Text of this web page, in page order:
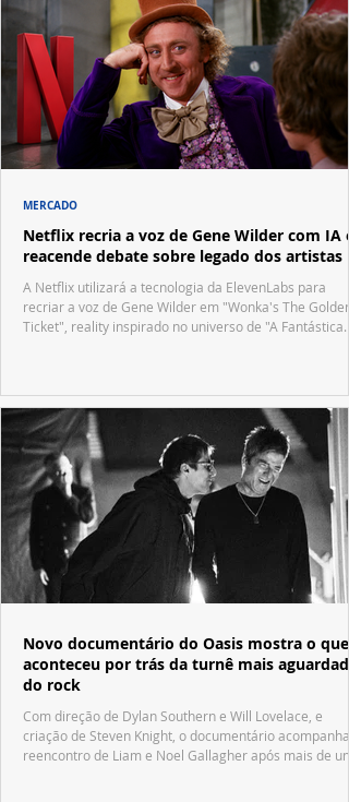
Netflix recria a voz de Gene Wilder com IA e
reacende debate sobre legado dos artistas
A Netflix utilizará a tecnologia da ElevenLabs para
recriar a voz de Gene Wilder em "Wonka's The Golden
Ticket", reality inspirado no universo de "A Fantástica
MERCADO
Novo documentário do Oasis mostra o que
aconteceu por trás da turnê mais aguardada
do rock
Com direção de Dylan Southern e Will Lovelace, e
criação de Steven Knight, o documentário acompanha
reencontro de Liam e Noel Gallagher após mais de